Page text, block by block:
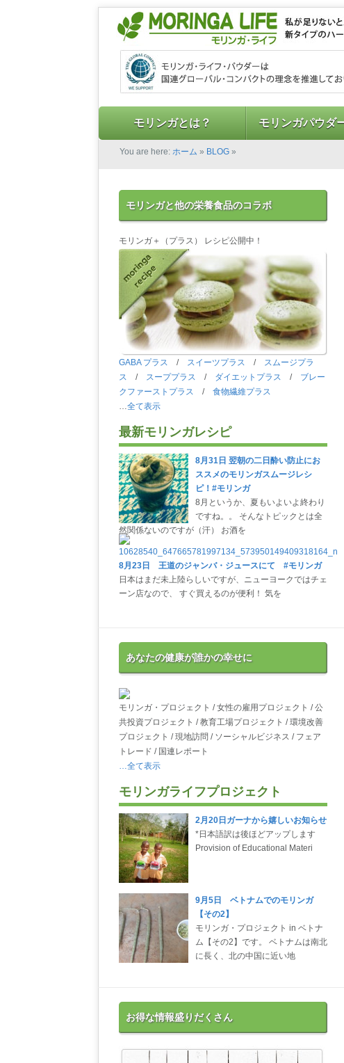
モリンガとは？ モリンガパウダ
You are here: ホーム » BLOG »
モリンガと他の栄養食品のコラボ
モリンガ＋（プラス） レシピ公開中！
GABA プラス / スイーツプラス / スムージプラ
ス / スーププラス / ダイエットプラス / ブレー
クファーストプラス / 食物繊維プラス
…全て表示
最新モリンガレシピ
8月31日 翌朝の二日酔い防止にお
ススメのモリンガスムージレシ
ピ！#モリンガ
8月というか、夏もいよいよ終わり
ですね。。 そんなトピックとは全
然関係ないのですが（汗） お酒を
8月23日 王道のジャンバ・ジュースにて #モリンガ
日本はまだ未上陸らしいですが、ニューヨークではチェ
ーン店なので、 すぐ買えるのが便利！ 気を
あなたの健康が誰かの幸せに
モリンガ・プロジェクト / 女性の雇用プロジェクト / 公
共投資プロジェクト / 教育工場プロジェクト / 環境改善
プロジェクト / 現地訪問 / ソーシャルビジネス / フェア
トレード / 国連レポート
…全て表示
モリンガライフプロジェクト
2月20日ガーナから嬉しいお知らせ
*日本語訳は後ほどアップします
Provision of Educational Materi
9月5日 ベトナムでのモリンガ
【その2】
モリンガ・プロジェクト in ベトナ
ム【その2】です。 ベトナムは南北
に長く、北の中国に近い地
お得な情報盛りだくさん